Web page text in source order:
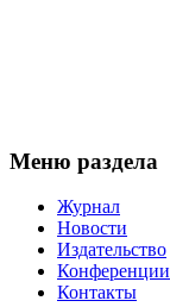
Меню раздела
Журнал
Новости
Издательство
Конференции
Контакты